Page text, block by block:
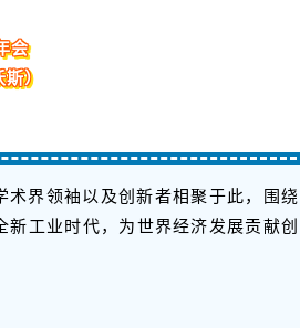
会
）
界领袖以及创新者相聚于此，围绕
新工业时代，为世界经济发展贡献创